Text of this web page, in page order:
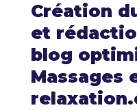
Création
et
blog
Massages